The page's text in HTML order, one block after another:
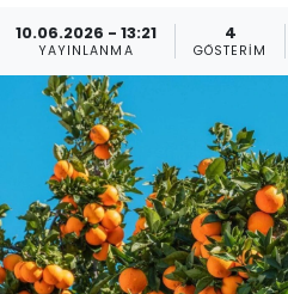
10.06.2026 - 13:21
YAYINLANMA
4
GÖSTERIM
KKTC YEREL SEÇİM
Kültür Sanat
Magazin
Moda
Nöbetçi Eczaneler